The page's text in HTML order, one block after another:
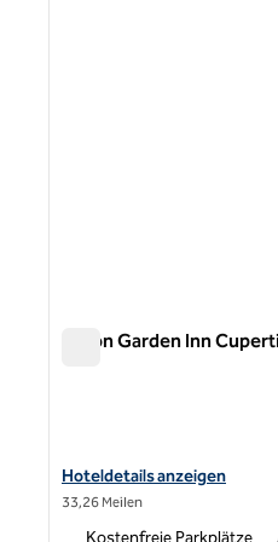
Hilton Garden Inn
Hoteldetails für Hilton
Hoteldetails anzeigen
33,26 Meilen